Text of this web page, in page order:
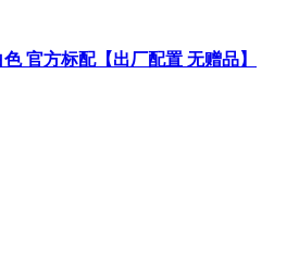
官方标配【出厂配置 无赠品】